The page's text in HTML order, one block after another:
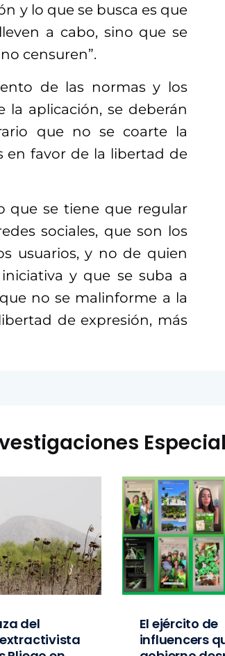
y lo que se busca es que
a cabo, sino que se
censuren”.
de las normas y los
la aplicación, se deberán
que no se coarte la
en favor de la libertad de
que se tiene que regular
sociales, que son los
usuarios, y no de quien
y que se suba a
no se malinforme a la
de expresión, más
del
El ejército de
influencers